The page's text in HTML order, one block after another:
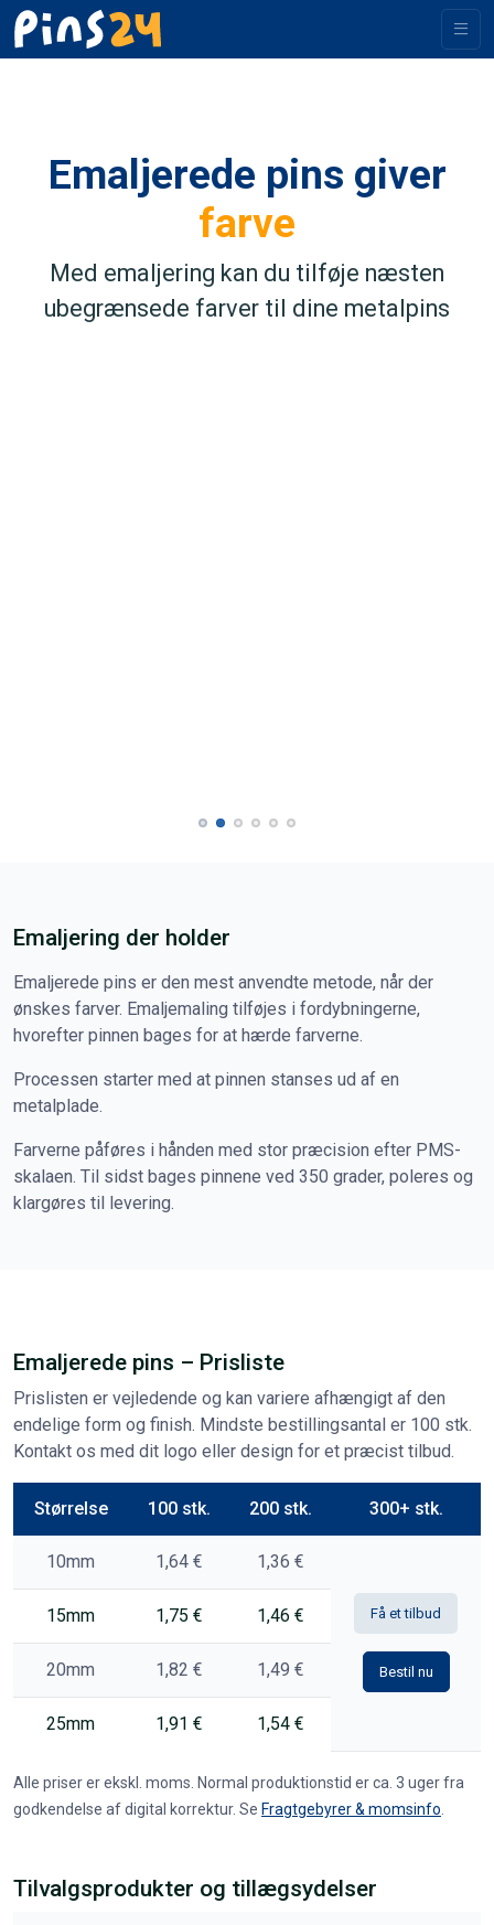
Emaljerede pins giver
farve
Med emaljering kan du tilføje næsten
ubegrænsede farver til dine metalpins
Emaljering der holder
Emaljerede pins er den mest anvendte metode, når der
ønskes farver. Emaljemaling tilføjes i fordybningerne,
hvorefter pinnen bages for at hærde farverne.
Processen starter med at pinnen stanses ud af en
metalplade.
Farverne påføres i hånden med stor præcision efter PMS-
skalaen. Til sidst bages pinnene ved 350 grader, poleres og
klargøres til levering.
Emaljerede pins – Prisliste
Prislisten er vejledende og kan variere afhængigt af den
endelige form og finish. Mindste bestillingsantal er 100 stk.
Kontakt os med dit logo eller design for et præcist tilbud.
Størrelse 100 stk. 200 stk. 300+ stk.
10mm 1,64 € 1,36 €
Få et tilbud
Bestil nu
15mm 1,75 € 1,46 €
20mm 1,82 € 1,49 €
25mm 1,91 € 1,54 €
Alle priser er ekskl. moms. Normal produktionstid er ca. 3 uger fra
godkendelse af digital korrektur. Se Fragtgebyrer & momsinfo
Tilvalgsprodukter og tillægsydelser